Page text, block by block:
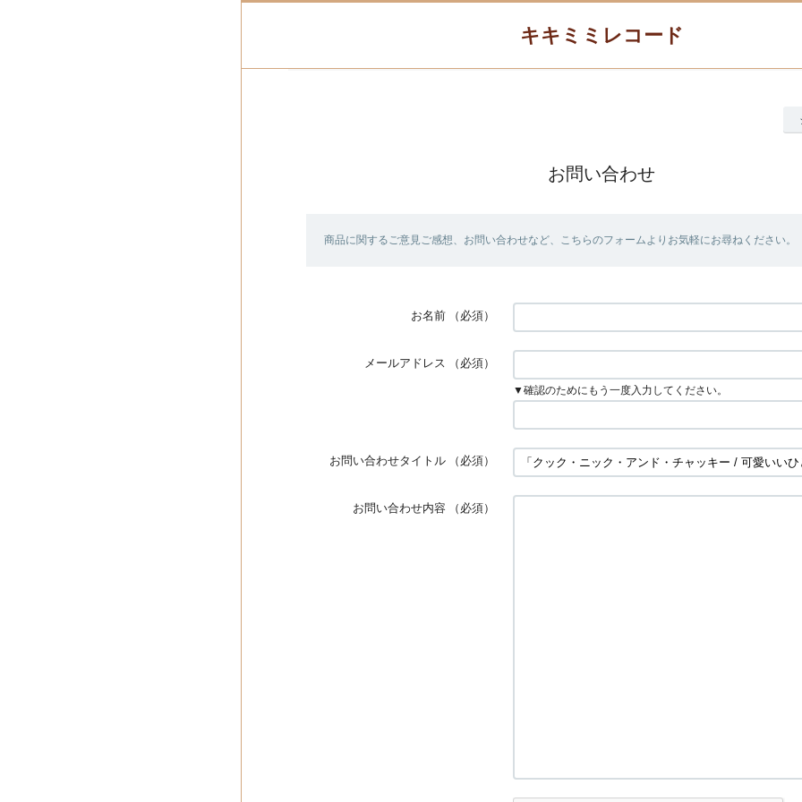
キキミミレコード
お問い合わせ
商品に関するご意見ご感想、お問い合わせなど、こちらのフォームよりお気軽にお尋ねください。
お名前 （必須）
メールアドレス （必須）
▼確認のためにもう一度入力してください。
お問い合わせタイトル （必須）
お問い合わせ内容 （必須）